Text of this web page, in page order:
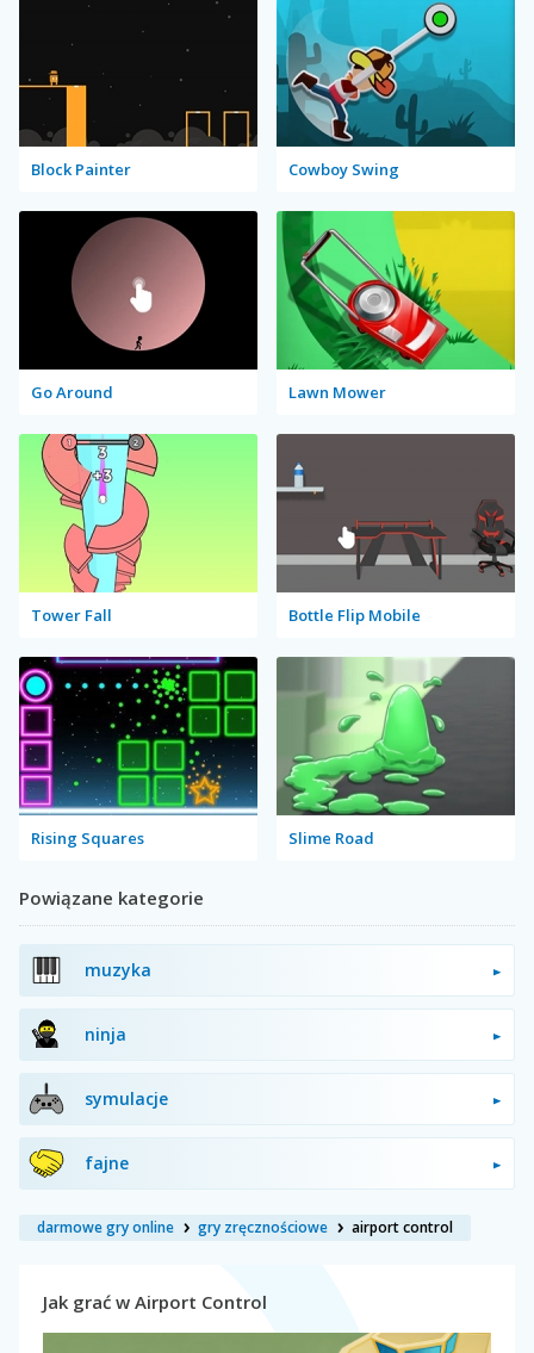
Block Painter Cowboy Swing
Go Around Lawn Mower
Tower Fall Bottle Flip Mobile
Rising Squares Slime Road
Powiązane kategorie
muzyka
ninja
symulacje
fajne
darmowe gry online gry zręcznościowe airport control
Jak grać w Airport Control